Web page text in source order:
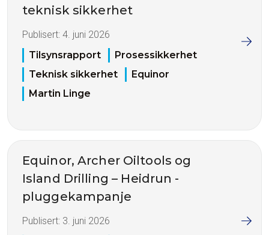
teknisk sikkerhet
Publisert: 4. juni 2026
Tilsynsrapport
Prosessikkerhet
Teknisk sikkerhet
Equinor
Martin Linge
Equinor, Archer Oiltools og
Island Drilling – Heidrun -
pluggekampanje
Publisert: 3. juni 2026